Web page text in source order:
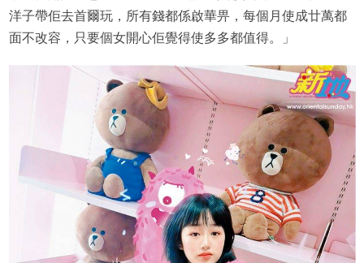
洋子帶佢去首爾玩，所有錢都係啟華畀，每個月使成廿萬都
面不改容，只要個女開心佢覺得使多多都值得。」